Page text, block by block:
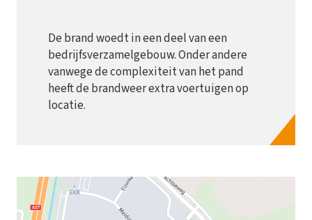
De brand woedt in een deel van een
bedrijfsverzamelgebouw. Onder andere
vanwege de complexiteit van het pand
heeft de brandweer extra voertuigen op
locatie.